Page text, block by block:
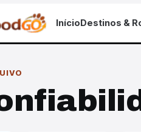
Início Destinos &